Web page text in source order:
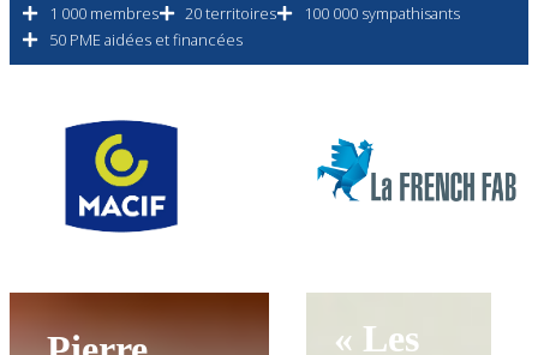
1 000 membres 20 territoires
100 000 sympathisants
50 PME aidées et financées
« Les